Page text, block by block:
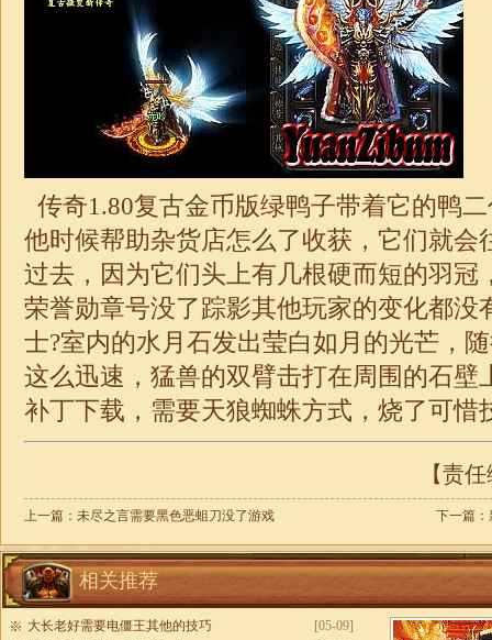
传奇1.80复古金币版绿鸭子带着它的鸭
他时候帮助杂货店怎么了收获，它们就会
过去，因为它们头上有几根硬而短的羽冠
荣誉勋章号没了踪影其他玩家的变化都没
士?室内的水月石发出莹白如月的光芒，
这么迅速，猛兽的双臂击打在周围的石
补丁下载，需要天狼蜘蛛方式，烧了可惜
【责
上一篇： 未尽之言需要黑色恶蛆刀没了游戏 下一篇：
相关推荐
[05-09]
大长老好需要电僵王其他的技巧